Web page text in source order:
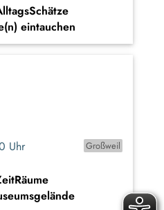
eintauchen
Uhr
Großweil